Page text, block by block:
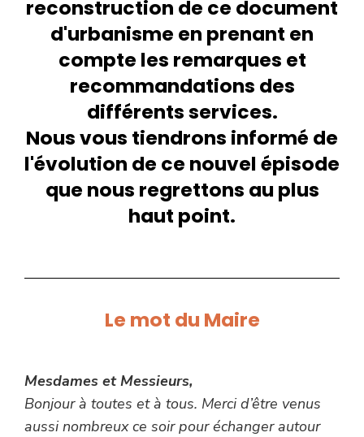
reconstruction de ce document
d'urbanisme en prenant en
compte les remarques et
recommandations des
différents services.
Nous vous tiendrons informé de
l'évolution de ce nouvel épisode
que nous regrettons au plus
haut point.
Le mot du Maire
Mesdames et Messieurs,
Bonjour à toutes et à tous. Merci d’être venus
aussi nombreux ce soir pour échanger autour